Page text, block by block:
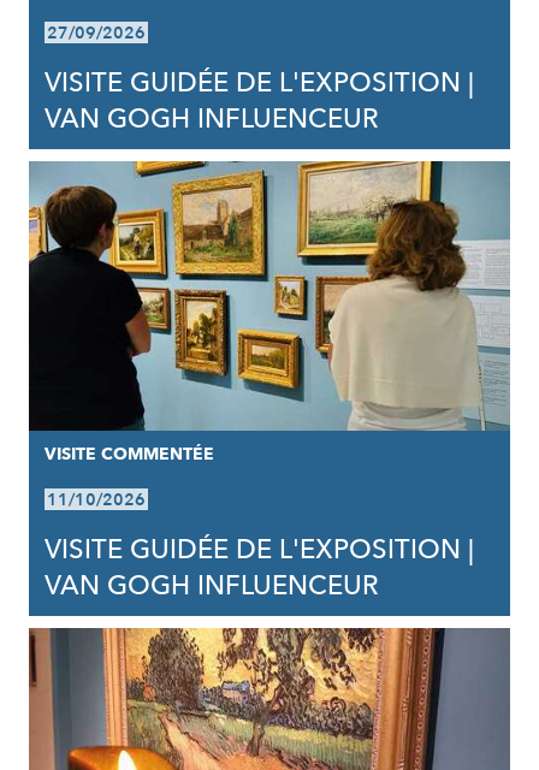
27/09/2026
VISITE GUIDÉE DE L'EXPOSITION |
VAN GOGH INFLUENCEUR
VISITE COMMENTÉE
11/10/2026
VISITE GUIDÉE DE L'EXPOSITION |
VAN GOGH INFLUENCEUR